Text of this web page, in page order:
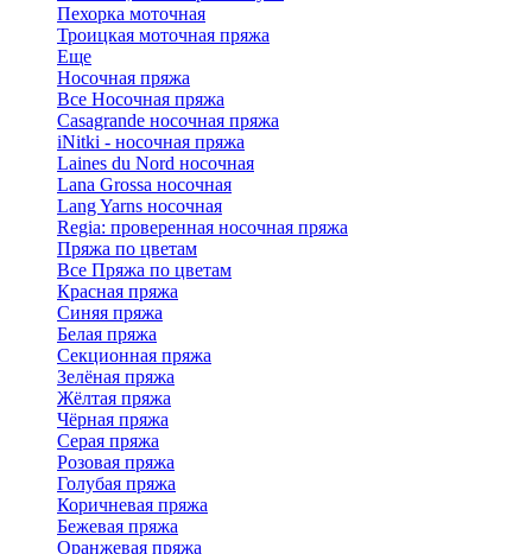
Пехорка моточная
Троицкая моточная пряжа
Еще
Носочная пряжа
Все Носочная пряжа
Casagrande носочная пряжа
iNitki - носочная пряжа
Laines du Nord носочная
Lana Grossa носочная
Lang Yarns носочная
Regia: проверенная носочная пряжа
Пряжа по цветам
Все Пряжа по цветам
Красная пряжа
Синяя пряжа
Белая пряжа
Секционная пряжа
Зелёная пряжа
Жёлтая пряжа
Чёрная пряжа
Серая пряжа
Розовая пряжа
Голубая пряжа
Коричневая пряжа
Бежевая пряжа
Оранжевая пряжа